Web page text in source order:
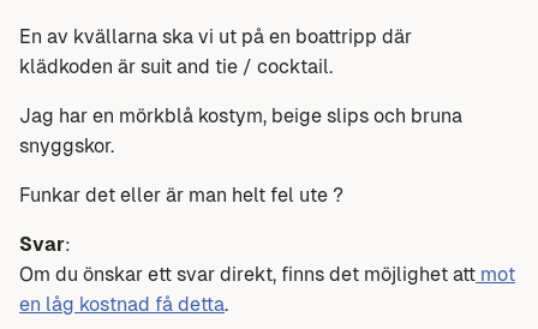
En av kvällarna ska vi ut på en boattripp där
klädkoden är suit and tie / cocktail.
Jag har en mörkblå kostym, beige slips och bruna
snyggskor.
Funkar det eller är man helt fel ute ?
Svar:
Om du önskar ett svar direkt, finns det möjlighet att mot
en låg kostnad få detta.